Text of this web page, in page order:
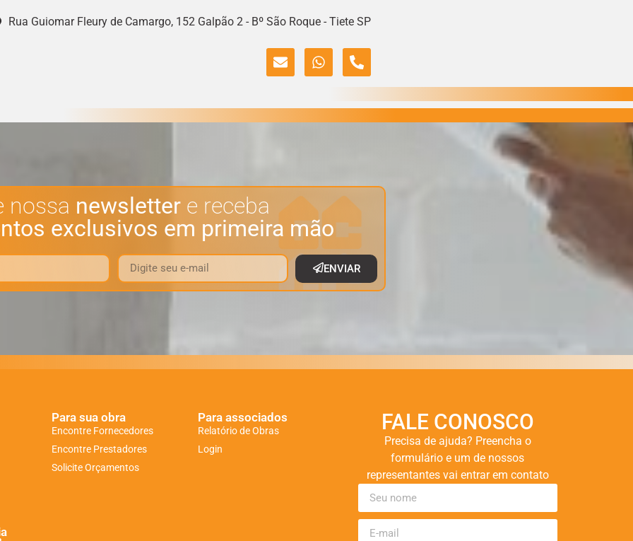
Rua Guiomar Fleury de Camargo, 152 Galpão 2 - Bº São Roque - Tiete SP
nossa newsletter e receba
exclusivos em primeira mão
ENVIAR
Para sua obra
Encontre Fornecedores
Encontre Prestadores
Solicite Orçamentos
Para associados
Relatório de Obras
Login
FALE CONOSCO
Precisa de ajuda? Preencha o
formulário e um de nossos
representantes vai entrar em contato